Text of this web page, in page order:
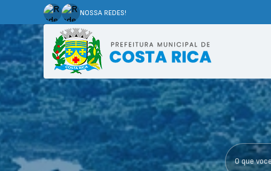
O que voce
NOSSA REDES!